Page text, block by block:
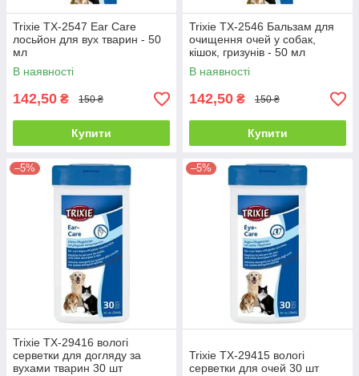
Trixie ТХ-2547 Ear Care
лосьйон для вух тварин - 50
мл
В наявності
142,50 ₴ 150 ₴
Купити
Trixie ТХ-2546 Бальзам для
очищення очей у собак,
кішок, гризунів - 50 мл
В наявності
142,50 ₴ 150 ₴
Купити
–5%
Trixie TX-29416 вологі
серветки для догляду за
вухами тварин 30 шт
–5%
Trixie TX-29415 вологі
серветки для очей 30 шт